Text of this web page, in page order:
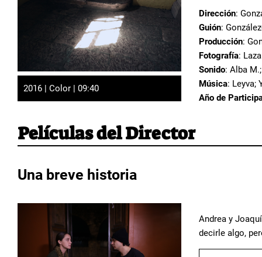
2016 | Color | 09:40
Dirección:
Guión:
Producción:
Fotografía:
Sonido: Alba
Música: Leyva;
Año de
Películas del Director
Una breve historia
Andrea y
decirle algo,